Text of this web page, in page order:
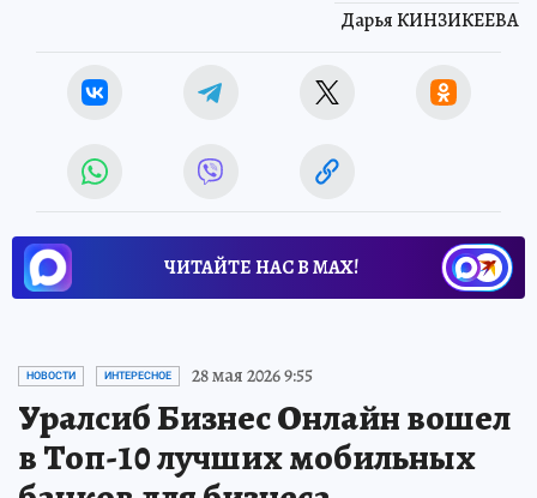
Дарья КИНЗИКЕЕВА
ЧИТАЙТЕ НАС В МАХ!
НОВОСТИ ИНТЕРЕСНОЕ 28 мая 2026 9:55
Уралсиб Бизнес Онлайн вошел
в Топ-10 лучших мобильных